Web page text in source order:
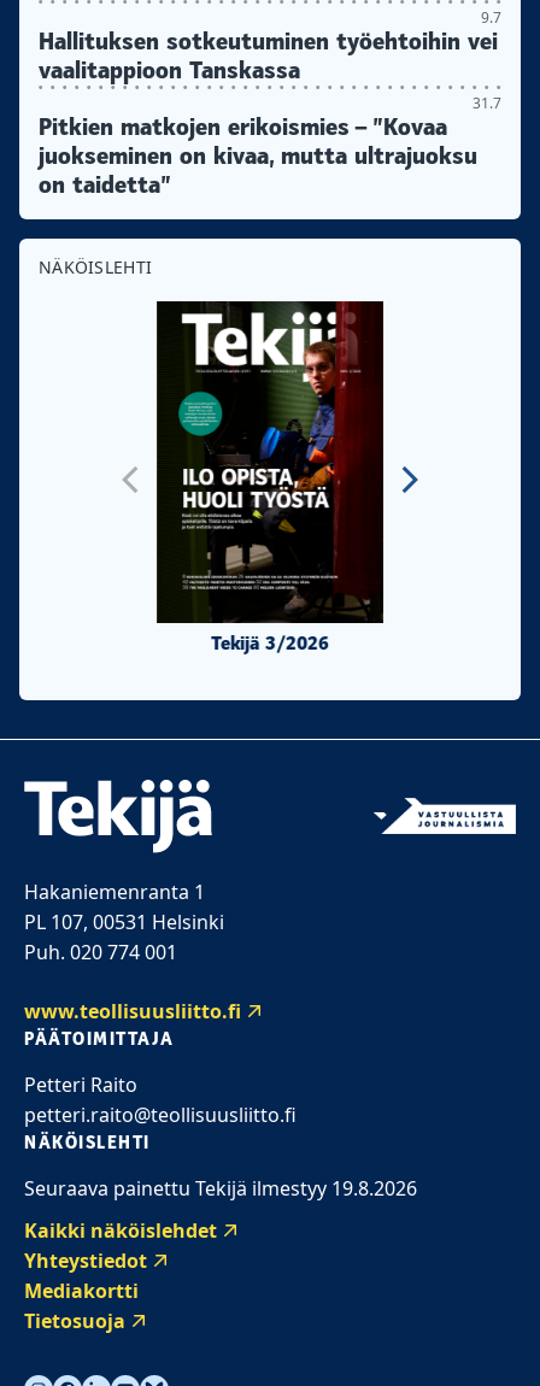
9.7
Hallituksen sotkeutuminen työehtoihin vei
vaalitappioon Tanskassa
31.7
Pitkien matkojen erikoismies – ”Kovaa
juokseminen on kivaa, mutta ultrajuoksu
on taidetta”
NÄKÖISLEHTI
Tekijä 3/2026
Hakaniemenranta 1
PL 107, 00531 Helsinki
Puh. 020 774 001
www.teollisuusliitto.fi
PÄÄTOIMITTAJA
Petteri Raito
petteri.raito@teollisuusliitto.fi
NÄKÖISLEHTI
Seuraava painettu Tekijä ilmestyy 19.8.2026
Kaikki näköislehdet
Yhteystiedot
Mediakortti
Tietosuoja